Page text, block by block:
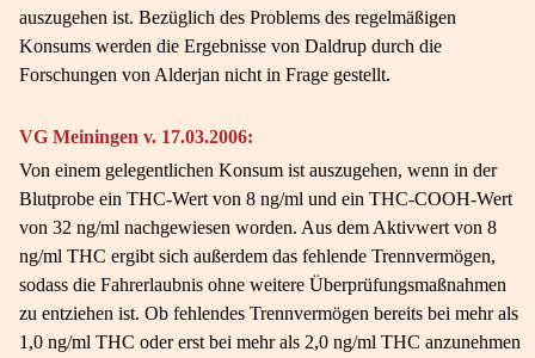
auszugehen ist. Bezüglich des Problems des regelmäßigen
Konsums werden die Ergebnisse von Daldrup durch die
Forschungen von Alderjan nicht in Frage gestellt.
VG Meiningen v. 17.03.2006:
Von einem gelegentlichen Konsum ist auszugehen, wenn in der
Blutprobe ein THC-Wert von 8 ng/ml und ein THC-COOH-Wert
von 32 ng/ml nachgewiesen worden. Aus dem Aktivwert von 8
ng/ml THC ergibt sich außerdem das fehlende Trennvermögen,
sodass die Fahrerlaubnis ohne weitere Überprüfungsmaßnahmen
zu entziehen ist. Ob fehlendes Trennvermögen bereits bei mehr als
1,0 ng/ml THC oder erst bei mehr als 2,0 ng/ml THC anzunehmen